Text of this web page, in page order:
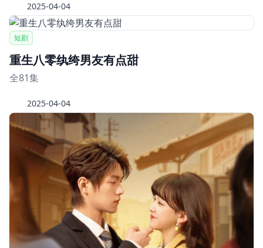
2025-04-04
短剧
重生八零纨绔男友有点甜
全81集
2025-04-04